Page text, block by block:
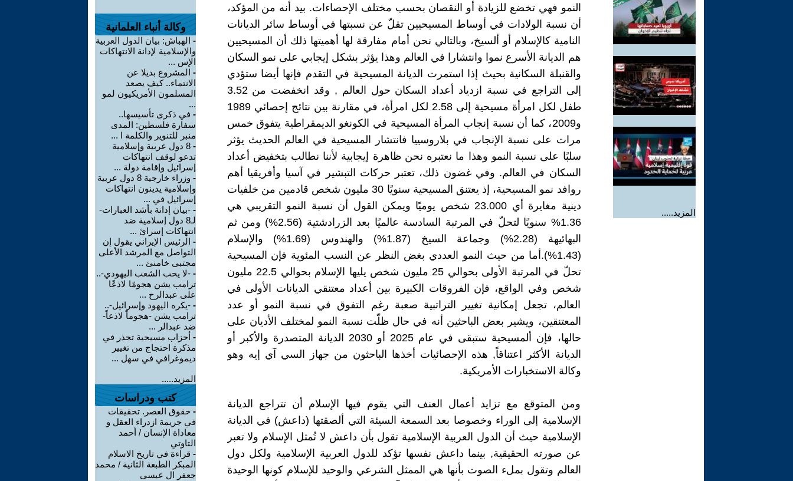
المزيد.....
النمو فهي تخضع للزيادة أو النقصان بحسب مختلف الإحصاءات. بيد أنه من المؤكد،
أن نسبة الولادات في أوساط المسيحيين تقلّ عن نسبتها في أوساط سائر الديانات
النامية كالإسلام أو ألسيخ، وبالتالي نحن أمام مفارقة لها أهميتها ذلك أن المسيحيين
هم الديانة الأسرع نموا وانتشارا في العالم وهذا يؤثر بشكل إيجابي على نمو السكان
والقنبلة السكانية بحيث إذا استمرت الديانة المسيحية في التقدم فإنها أيضا ستؤدي
إلى التراجع في نسبة ازدياد أعداد السكان حول العالم , وقد انخفضت من 3.52
طفل لكل امرأة مسيحية إلى 2.58 لكل امرأة، في مقارنة بين نتائج إحصائي 1989
و2009، كما أن نسبة إنجاب المرأة المسيحية في الكونغو الديمقراطية يتفوق خمس
مرات على نسبة الإنجاب في بلاروسييا فانتشار المسيحية في العالم الحديث يؤثر
سلبًا على نسبة النمو وهذا ما نعتبره نحن ظاهرة إيجابية لأننا نطالب بتخفيض أعداد
السكان في العالم. وفي غضون ذلك، تعتبر حركات التبشير في آسيا وأفريقيا أهم
روافد نمو المسيحية، إذ يعتنق المسيحية سنويًا 30 مليون شخص قادمين من خلفيات
دينية مغايرة أي 23.000 شخص يوميًا ويمكن القول أن نسبة النمو التقريبي هي
1.36% سنويًا لتحلّ في المرتبة السادسة عالميًا بعد الزرادشتية (2.56%) ومن ثم
البهائيهة (2.28%) وجماعة السيخ (1.87%) والهندوس (1.69%) والإسلام
(1.43%).أما من حيث النمو العددي بغض النظر عن النسب المئوية فإن المسيحية
تحلّ في المرتبة الأولى بحوالي 25 مليون شخص يليها الإسلام بحوالي 22.5 مليون
شخص وفي الواقع، فإن الفروقات الكبيرة بين أعداد معتنقي الديانات الأولى في
العالم، تجعل إمكانية تغيير التراتبية صعبة رغم التفوق في نسبة النمو أو عدد
المعتنقين، ويشير بعض الباحثين أنه في حال ظلّت نسبة النمو لمختلف الأديان على
حالها، فإن ألمسيحية ستبقى في عام 2025 أو 2030 الديانة المتصدرة والأكبر أو
الديانة الأكثر اعتناقاً, هذه الإحصائيات أخذها الباحثون من جهاز السي آي إيه وهو
وكالة الاستخبارات الأمريكية.
ومن المتوقع مع تزايد أعمال العنف التي يقوم فيها الإسلام أن تتراجع الديانة
الإسلامية إلى الوراء وخصوصا بعد السمعة السيئة التي ألصقتها (داعش) في الديانة
الإسلامية حيث أن الدول العربية الإسلامية تقول بأن داعش لا تُمثل الإسلام ولا تعبر
عن صورته الحقيقية, بينما داعش نفسها تؤكد للدول العربية الإسلامية ولكل دول
العالم وتقول بملء الصوت بأنها هي الممثل الشرعي والوحيد للإسلام كونها الوحيدة
وكالة أنباء العلمانية
- الهباش: بيان الدول العربية
والإسلامية لإدانة الانتهاكات
الإس ...
- المشروع بديلا عن
الانتماء.. كيف يصعد
المسلمون الأمريكيون لمو
...
- في ذكرى تأسيسها..
سفارة فلسطين: المدى
منبر للتنوير والكلمة ا ...
-
8 دول عربية وإسلامية
تدعو لوقف انتهاكات
إسرائيل وإقامة دولة ...
-
وزراء خارجية 8 دول عربية
وإسلامية يدينون انتهاكات
إسرائيل في ...
- -بيان إدانة بأشد العبارات-
لـ8 دول إسلامية ضد
انتهاكات إسرائ ...
- الرئيس الإيراني يقول إن
التواصل مع المرشد الأعلى
مجتبى خامنئ ...
- -لا يحب الشعب اليهودي-..
ترامب يشن هجومًا لاذعًا
على عبدالرح ...
- -يكره اليهود وإسرائيل-..
ترامب يشن -هجوماً لاذعاً-
ضد عبدالر ...
- أحزاب مسيحية تحذر في
مذكرة احتجاج من تغيير
ديموغرافي في سهل ...
المزيد.....
كتب ودراسات
- حقوق العصر. تحقيقات
في جريمة ازدراء العقل و
معاداة الإنسان / أحمد
التاوتي
- قراءة في تاريخ الاسلام
المبكر الطبعة الثانية / محمد
جعفر ال عيسى